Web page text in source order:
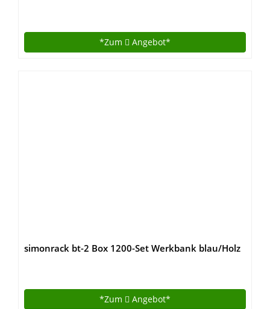
*Zum Angebot*
simonrack bt-2 Box 1200-Set Werkbank blau/Holz
*Zum Angebot*